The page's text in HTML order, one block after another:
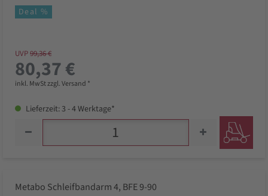
Deal %
UVP99,36 €
80,37 €
inkl. MwSt zzgl. Versand *
Lieferzeit: 3 - 4 Werktage*
Metabo Schleifbandarm 4, BFE 9-90